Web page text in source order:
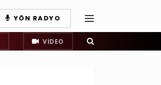
YÖN RADYO
VIDEO